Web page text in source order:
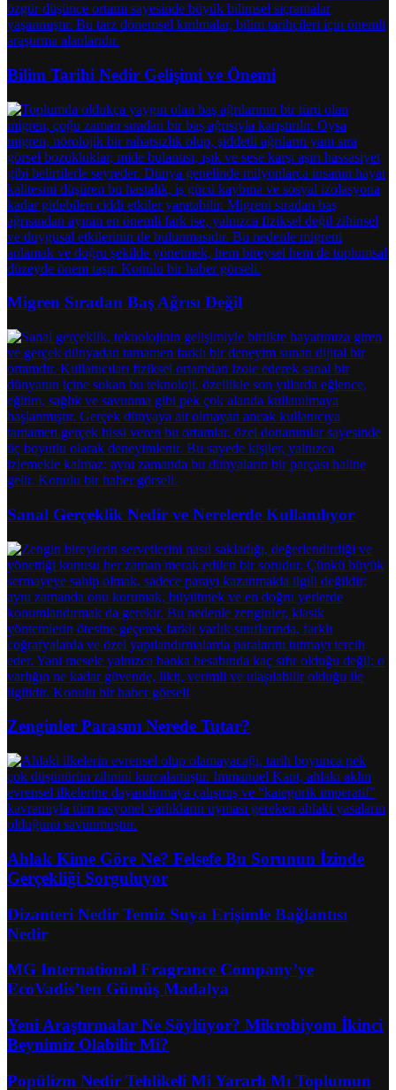
Bilim Tarihi Nedir Gelişimi ve Önemi
Migren Sıradan Baş Ağrısı Değil
Sanal Gerçeklik Nedir ve Nerelerde Kullanılıyor
Zenginler Parasını Nerede Tutar?
Ahlak Kime Göre Ne? Felsefe Bu Sorunun İzinde
Gerçekliği Sorguluyor
Dizanteri Nedir Temiz Suya Erişimle Bağlantısı
Nedir
MG International Fragrance Company’ye
EcoVadis’ten Gümüş Madalya
Yeni Araştırmalar Ne Söylüyor? Mikrobiyom İkinci
Beynimiz Olabilir Mi?
Popülizm Nedir Tehlikeli Mi Yararlı Mı Toplumun